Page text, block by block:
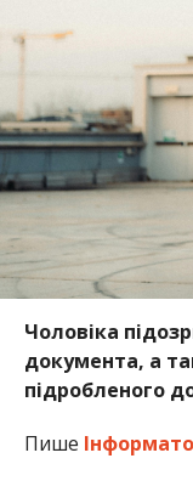
Чоловіка
документа, а
підробленого
Пише